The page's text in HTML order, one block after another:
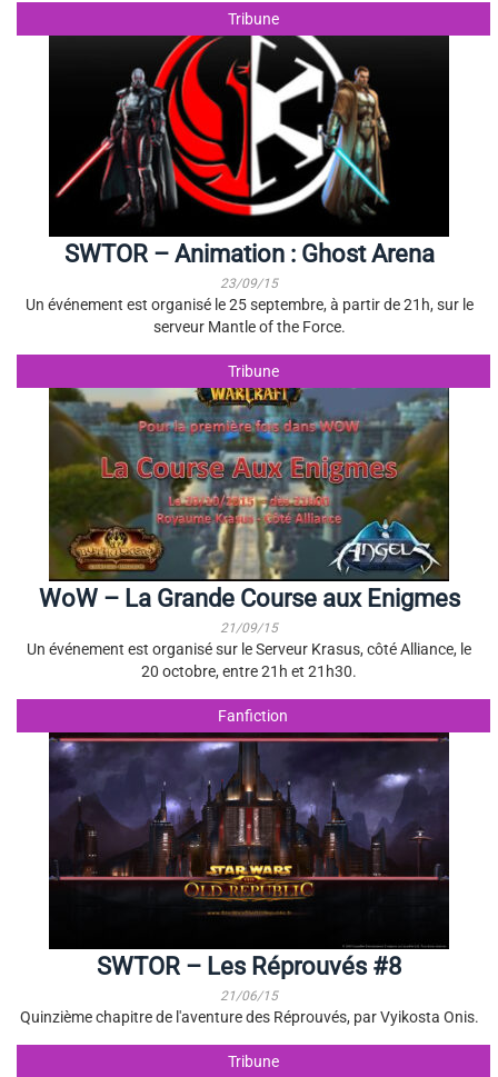
Tribune
SWTOR – Animation : Ghost Arena
23/09/15
Un événement est organisé le 25 septembre, à partir de 21h, sur le
serveur Mantle of the Force.
Tribune
WoW – La Grande Course aux Enigmes
21/09/15
Un événement est organisé sur le Serveur Krasus, côté Alliance, le
20 octobre, entre 21h et 21h30.
Fanfiction
SWTOR – Les Réprouvés #8
21/06/15
Quinzième chapitre de l'aventure des Réprouvés, par Vyikosta Onis.
Tribune